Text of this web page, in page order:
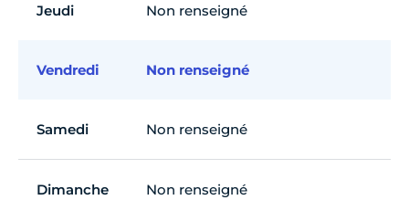
Jeudi Non renseigné
Vendredi Non renseigné
Samedi Non renseigné
Dimanche Non renseigné